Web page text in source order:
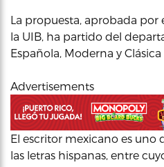
La propuesta, aprobada
la UIB, ha partido del
Española, Moderna y
Advertisements
El escritor mexicano es uno
las letras hispanas, entre